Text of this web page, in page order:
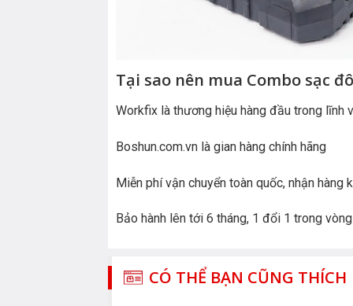
Tại sao nên mua Combo sạc
Workfix là thương hiệu hàng đầu trong lĩnh
Boshun.com.vn là gian hàng chính hãng
Miễn phí vận chuyển toàn quốc, nhận hàng
Bảo hành lên tới 6 tháng, 1 đổi 1 trong
CÓ THỂ BẠN CŨNG THÍCH